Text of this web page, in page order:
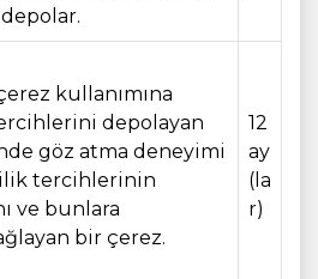
kullanımına
depolayan
göz atma deneyimi
tercihlerinin
ve bunlara
bir çerez.
12
ay
(la
r)